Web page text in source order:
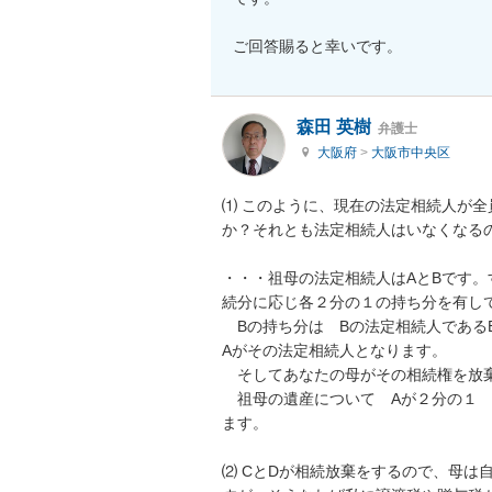
ご回答賜ると幸いです。
森田 英樹 弁護士
大阪府 > 大阪市中央区
⑴ このように、現在の法定相続人が
か？それとも法定相続人はいなくな
・・・祖母の法定相続人はAとBです
続分に応じ各２分の１の持ち分を有し
Bの持ち分は　Bの法定相続人であ
Aがその法定相続人となります。
そしてあなたの母がその相続権を放
祖母の遺産について　Aが２分の１
ます。
⑵ CとDが相続放棄をするので、母は